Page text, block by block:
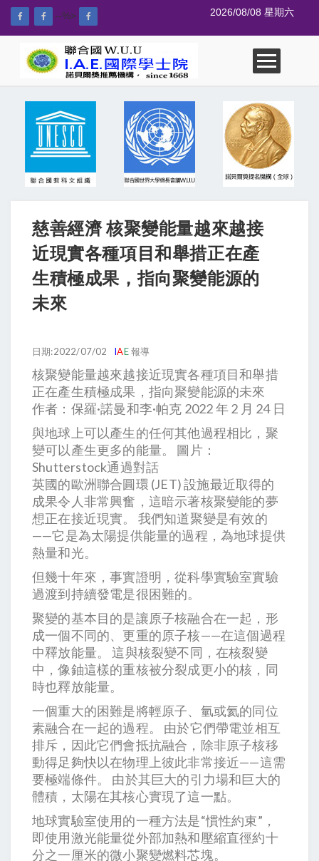
--%> 2026/08/08 星期六
慈善經濟 核聚變能量越來越接
近現實各種項目和舉措正在產
生積極成果，指向聚變能源的
未來
日期:2022/07/02 IAE報導
核聚變能量越來越接近現實各種項目和舉措
正在產生積極成果，指向聚變能源的未來
作者：保羅·諾曼和李·帕克 2022 年 2 月 24 日
與地球上可以產生的任何其他過程相比，聚
變可以產生更多的能量。 圖片：
Shutterstock通過對話
英國的歐洲聯合圓環 (JET) 設施最近取得的
成果令人非常興奮，這暗示著核聚變能的夢
想正在接近現實。 我們知道聚變是有效的
——它是為太陽提供能量的過程，為地球提供
熱量和光。
但幾十年來，事實證明，從科學實驗室實驗
過渡到持續發電是很困難的。
聚變的基本目的是讓原子核融合在一起，形
成一個不同的、更重的原子核——在這個過程
中釋放能量。 這與核裂變不同，在核裂變
中，像鈾這樣的重核被分裂成更小的核，同
時也釋放能量。
一個重大的困難是將輕原子、氫或氦的同位
素融合在一起的過程。 由於它們帶電並相互
排斥，因此它們會抵抗融合，除非原子核移
動得足夠快以在物理上彼此非常接近——這需
要極端條件。 由於其巨大的引力場和巨大的
體積，太陽在其核心實現了這一點。
地球實驗室使用的一種方法是“慣性約束”，
即使用激光能量從外部加熱和壓縮直徑約十
分之一厘米的微小聚變燃料芯塊。